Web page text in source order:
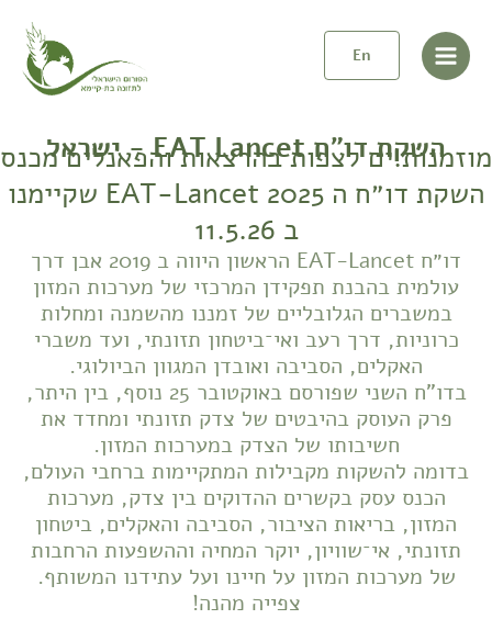
לתוכן
Menu
En
השקת דו"ח EAT Lancet - ישראל
מוזמנות.ים לצפות בהרצאות והפאנלים מכנס
השקת דו״ח ה EAT-Lancet 2025 שקיימנו
ב 11.5.26
דו״ח EAT-Lancet הראשון היווה ב 2019 אבן דרך
עולמית בהבנת תפקידן המרכזי של מערכות המזון
במשברים הגלובליים של זמננו מהשמנה ומחלות
כרוניות, דרך רעב ואי־ביטחון תזונתי, ועד משברי
האקלים, הסביבה ואובדן המגוון הביולוגי.
בדו"ח השני שפורסם באוקטובר 25 נוסף, בין היתר,
פרק העוסק בהיבטים של צדק תזונתי ומחדד את
חשיבותו של הצדק במערכות המזון.
בדומה להשקות מקבילות המתקיימות ברחבי העולם,
הכנס עסק בקשרים ההדוקים בין צדק, מערכות
המזון, בריאות הציבור, הסביבה והאקלים, ביטחון
תזונתי, אי־שוויון, יוקר המחיה וההשפעות הרחבות
של מערכות המזון על חיינו ועל עתידנו המשותף.
צפייה מהנה!